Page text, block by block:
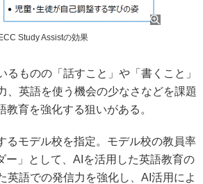
Study Assistの効果
ものの「話すこと」や「書くこと」
、英語を使う機会の少なさなどを課題
育を強化する狙いがある。
モデル校を指定。モデル校の教員率
ー」として、AIを活用した英語教育の
英語での発信力を強化し、AI活用によ